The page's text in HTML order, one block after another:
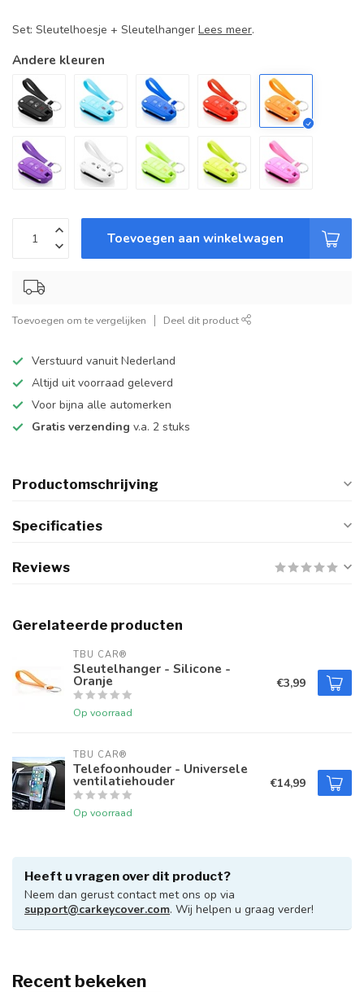
Set: Sleutelhoesje + Sleutelhanger Lees meer.
Andere kleuren
Toevoegen aan winkelwagen
Toevoegen om te vergelijken Deel dit product
Verstuurd vanuit Nederland
Altijd uit voorraad geleverd
Voor bijna alle automerken
Gratis verzending v.a. 2 stuks
Productomschrijving
Specificaties
Reviews
Gerelateerde producten
TBU CAR®
Sleutelhanger - Silicone -
Oranje
Op voorraad
€3,99
TBU CAR®
Telefoonhouder - Universele
ventilatiehouder
Op voorraad
€14,99
Heeft u vragen over dit product?
Neem dan gerust contact met ons op via
support@carkeycover.com. Wij helpen u graag verder!
Recent bekeken